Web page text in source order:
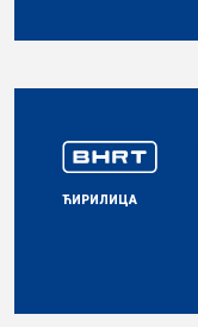
ЋИРИЛИЦА